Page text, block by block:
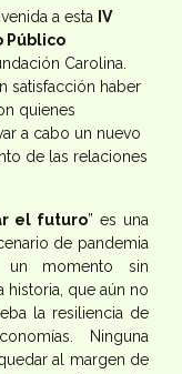
a esta IV
Público
Carolina.
satisfacción haber
quienes
a cabo un nuevo
de las relaciones
el futuro” es una
de pandemia
un momento sin
historia, que aún no
la resiliencia de
Ninguna
al margen de